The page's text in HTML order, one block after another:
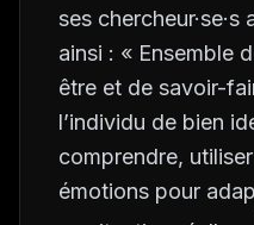
ses chercheur·se·s
ainsi : « Ensemble
être et de savoir-
l’individu de bien
comprendre,
émotions pour